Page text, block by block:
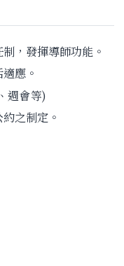
，發揮導師功能。
應。
週會等)
之制定。